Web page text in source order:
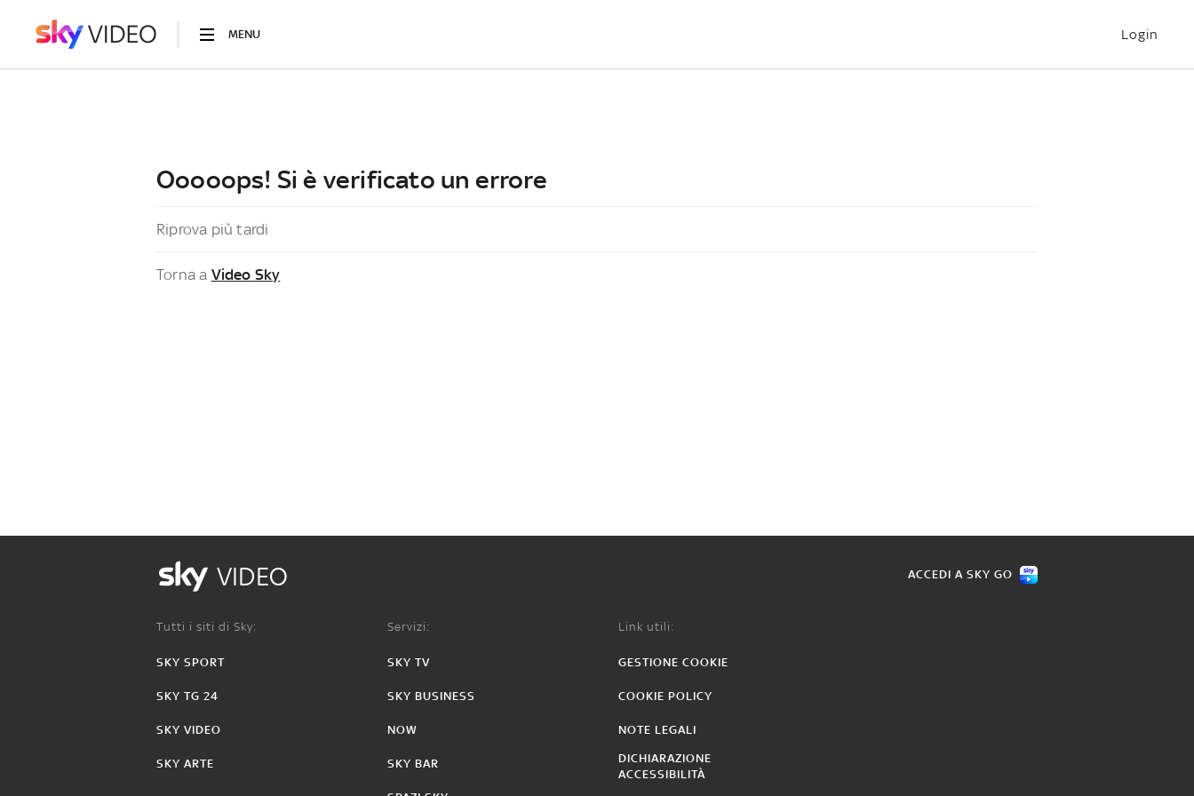
MENU Login
Ooooops! Si è verificato un errore
Riprova più tardi
Torna a Video Sky
VIDEO ACCEDI A SKY GO
Tutti i siti di Sky:
SKY SPORT
SKY TG 24
SKY VIDEO
SKY ARTE
Servizi:
SKY TV
SKY BUSINESS
NOW
SKY BAR
Link utili:
GESTIONE COOKIE
COOKIE POLICY
NOTE LEGALI
DICHIARAZIONE
ACCESSIBILITÀ